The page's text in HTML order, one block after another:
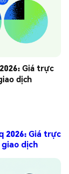
Giá trực
dịch
2026: Giá trực
dịch